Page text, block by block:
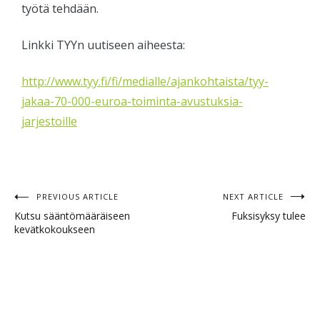
työtä tehdään.
Linkki TYYn uutiseen aiheesta:
http://www.tyy.fi/fi/medialle/ajankohtaista/tyy-
jakaa-70-000-euroa-toiminta-avustuksia-
jarjestoille
Artikkelien
selaus
PREVIOUS ARTICLE
Kutsu sääntömääräiseen
kevätkokoukseen
NEXT ARTICLE
Fuksisyksy tulee